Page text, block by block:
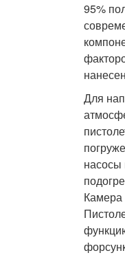
95%
Для
насосы
Камера